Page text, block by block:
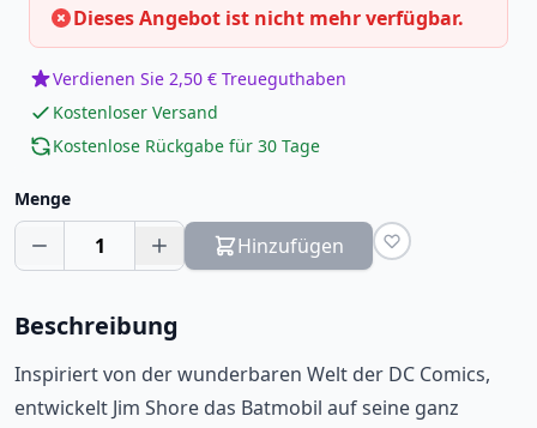
Dieses Angebot ist nicht mehr verfügbar.
Verdienen Sie 2,50 € Treueguthaben
Kostenloser Versand
Kostenlose Rückgabe für 30 Tage
Menge
1 Hinzufügen
Beschreibung
Inspiriert von der wunderbaren Welt der DC Comics,
entwickelt Jim Shore das Batmobil auf seine ganz